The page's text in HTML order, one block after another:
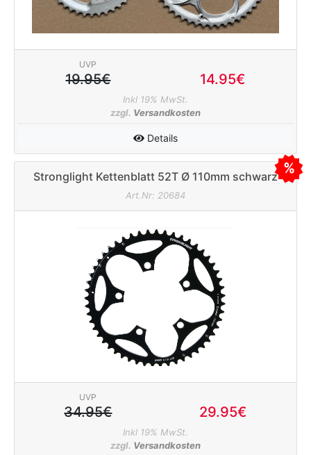
UVP
19.95€ 14.95€
Inkl 19% MwSt.
zzgl. Versandkosten
Details
Stronglight Kettenblatt 52T Ø 110mm schwarz
Art.Nr: 20684
UVP
34.95€ 29.95€
Inkl 19% MwSt.
zzgl. Versandkosten